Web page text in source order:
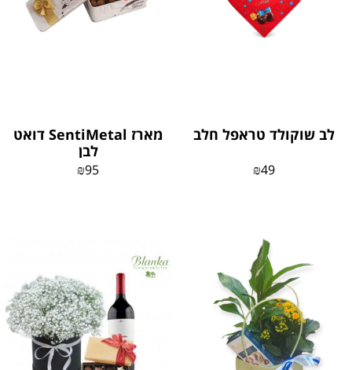
לב שוקולד טראפל חלב
₪49
מארז SentiMetal דואט
לבן
₪95